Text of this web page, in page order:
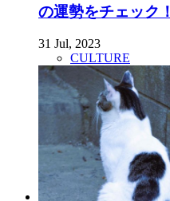
の運勢をチェック！
31 Jul, 2023
CULTURE